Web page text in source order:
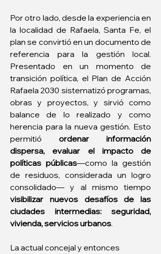
Por otro lado, desde la experiencia en
la localidad de Rafaela, Santa Fe, el
plan se convirtió en un documento de
referencia para la gestión local.
Presentado en un momento de
transición política, el Plan de Acción
Rafaela 2030 sistematizó programas,
obras y proyectos, y sirvió como
balance de lo realizado y como
herencia para la nueva gestión. Esto
permitió ordenar información
dispersa, evaluar el impacto de
políticas públicas—como la gestión
de residuos, considerada un logro
visibilizar nuevos desafíos de las
ciudades intermedias: seguridad,
vivienda, servicios urbanos.
La actual concejal y entonces